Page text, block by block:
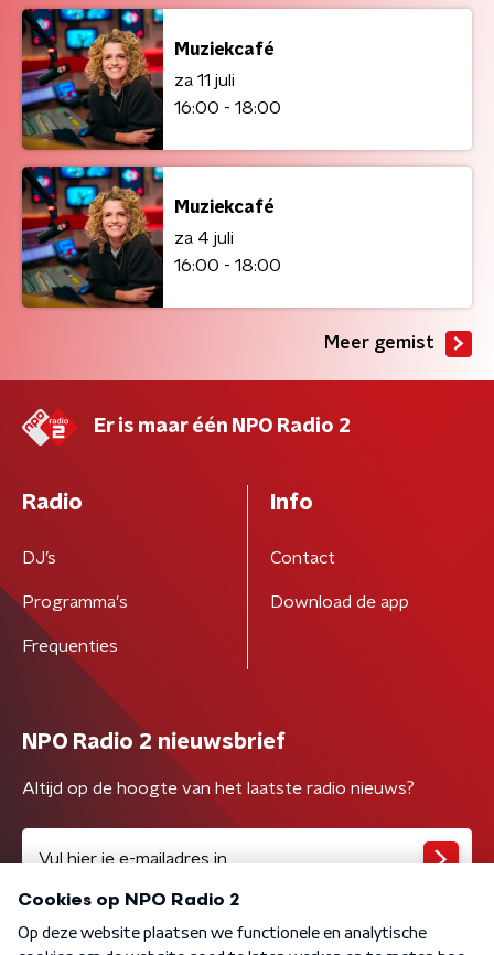
Muziekcafé
za 11 juli
16:00 - 18:00
Muziekcafé
za 4 juli
16:00 - 18:00
Meer gemist
Er is maar één NPO Radio 2
Radio
DJ’s
Programma's
Frequenties
Info
Contact
Download de app
NPO Radio 2 nieuwsbrief
Altijd op de hoogte van het laatste radio nieuws?